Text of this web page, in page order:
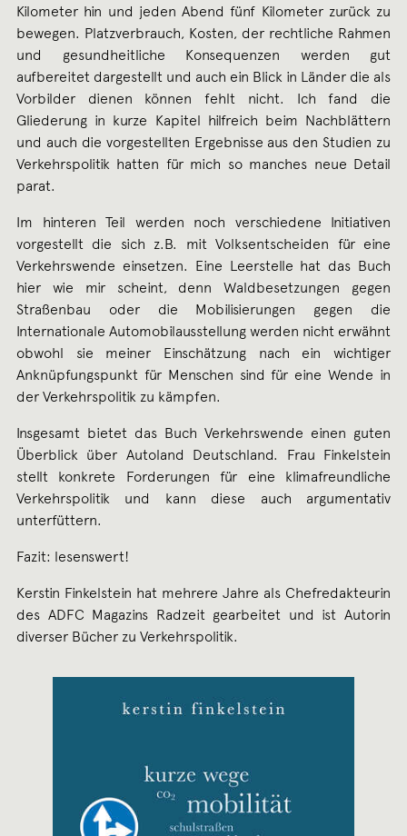
Kilometer hin und jeden Abend fünf Kilometer zurück zu
bewegen. Platzverbrauch, Kosten, der rechtliche Rahmen
und gesundheitliche Konsequenzen werden gut
aufbereitet dargestellt und auch ein Blick in Länder die als
Vorbilder dienen können fehlt nicht. Ich fand die
Gliederung in kurze Kapitel hilfreich beim Nachblättern
und auch die vorgestellten Ergebnisse aus den Studien zu
Verkehrspolitik hatten für mich so manches neue Detail
parat.
Im hinteren Teil werden noch verschiedene Initiativen
vorgestellt die sich z.B. mit Volksentscheiden für eine
Verkehrswende einsetzen. Eine Leerstelle hat das Buch
hier wie mir scheint, denn Waldbesetzungen gegen
Straßenbau oder die Mobilisierungen gegen die
Internationale Automobilausstellung werden nicht erwähnt
obwohl sie meiner Einschätzung nach ein wichtiger
Anknüpfungspunkt für Menschen sind für eine Wende in
der Verkehrspolitik zu kämpfen.
Insgesamt bietet das Buch Verkehrswende einen guten
Überblick über Autoland Deutschland. Frau Finkelstein
stellt konkrete Forderungen für eine klimafreundliche
Verkehrspolitik und kann diese auch argumentativ
unterfüttern.
Fazit: lesenswert!
Kerstin Finkelstein hat mehrere Jahre als Chefredakteurin
des ADFC Magazins Radzeit gearbeitet und ist Autorin
diverser Bücher zu Verkehrspolitik.